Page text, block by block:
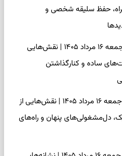
حفظ سلیقه شخصی و
فال چای امروز جمعه ۱۶ مرداد ۱۴۰۵ | نقش‌هایی
ساده و کنارگذاشتن
فال قهوه امروز جمعه ۱۶ مرداد ۱۴۰۵ | نقش‌هایی از
دل‌مشغولی‌های پنهان و راه‌های